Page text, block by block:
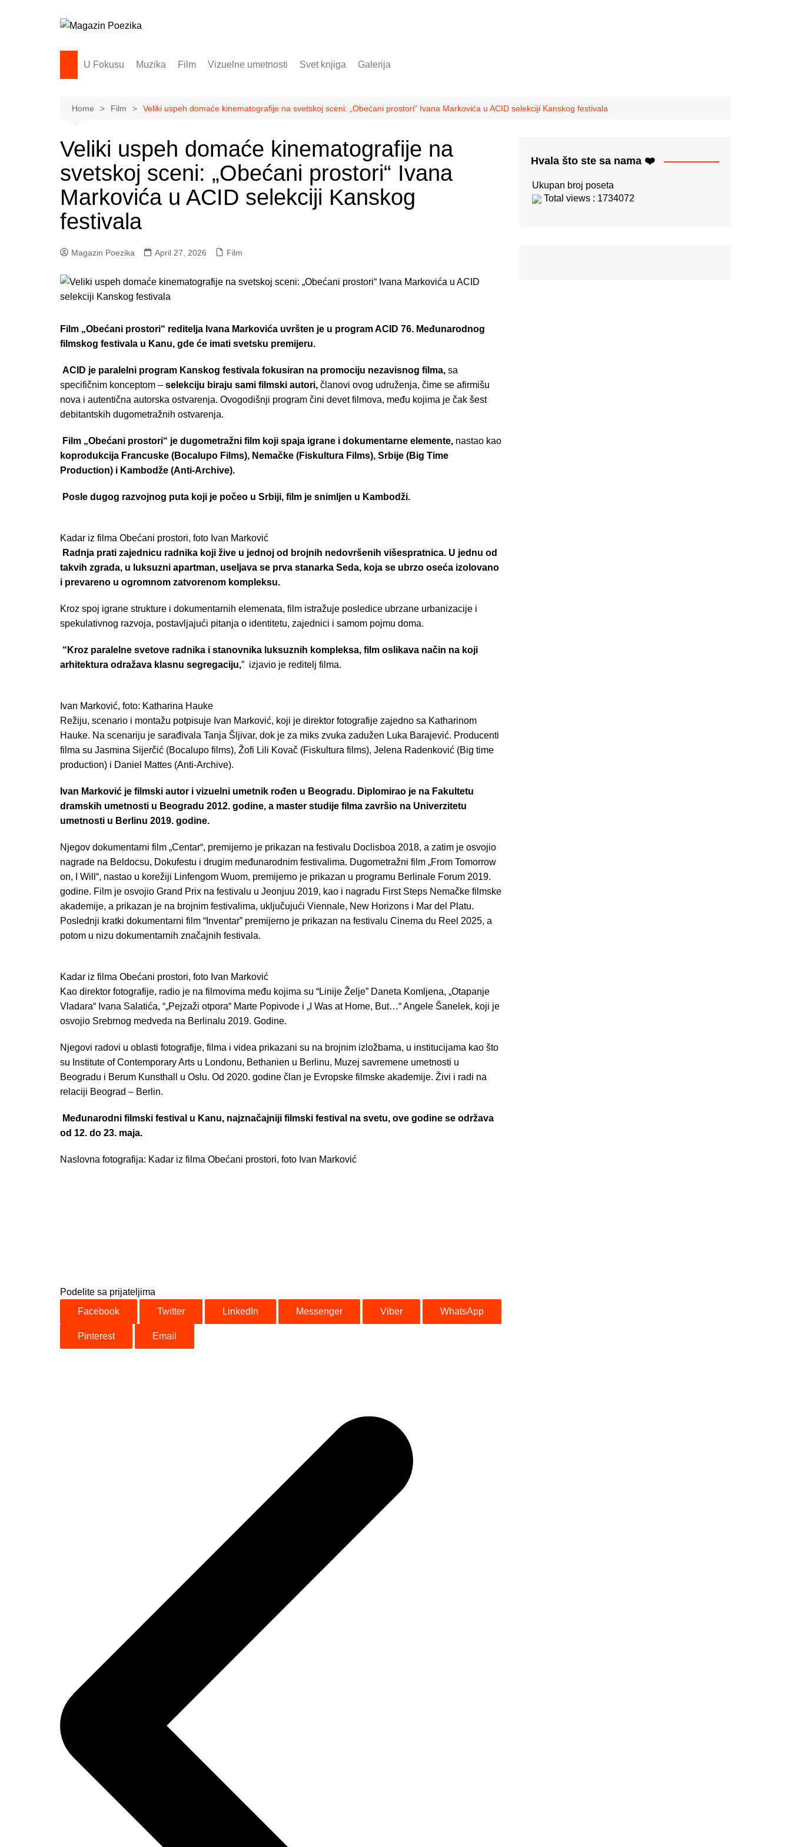
U Fokusu Muzika Film Vizuelne umetnosti Svet knjiga Galerija
Home Film Veliki uspeh domaće kinematografije na svetskoj sceni: „Obećani prostori“ Ivana Markovića u ACID selekciji Kanskog festivala
Veliki uspeh domaće kinematografije na
svetskoj sceni: „Obećani prostori“ Ivana
Markovića u ACID selekciji Kanskog
festivala
Magazin Poezika April 27, 2026 Film
Film „Obećani prostori“ reditelja Ivana Markovića uvršten je u program ACID 76. Međunarodnog
filmskog festivala u Kanu, gde će imati svetsku premijeru.
ACID je paralelni program Kanskog festivala fokusiran na promociju nezavisnog filma, sa
specifičnim konceptom – selekciju biraju sami filmski autori, članovi ovog udruženja, čime se afirmišu
nova i autentična autorska ostvarenja. Ovogodišnji program čini devet filmova, među kojima je čak šest
debitantskih dugometražnih ostvarenja.
Film „Obećani prostori“ je dugometražni film koji spaja igrane i dokumentarne elemente, nastao kao
koprodukcija Francuske (Bocalupo Films), Nemačke (Fiskultura Films), Srbije (Big Time
Production) i Kambodže (Anti-Archive).
Posle dugog razvojnog puta koji je počeo u Srbiji, film je snimljen u Kambodži.
Kadar iz filma Obećani prostori, foto Ivan Marković
Radnja prati zajednicu radnika koji žive u jednoj od brojnih nedovršenih višespratnica. U jednu od
takvih zgrada, u luksuzni apartman, useljava se prva stanarka Seda, koja se ubrzo oseća izolovano
i prevareno u ogromnom zatvorenom kompleksu.
Kroz spoj igrane strukture i dokumentarnih elemenata, film istražuje posledice ubrzane urbanizacije i
spekulativnog razvoja, postavljajući pitanja o identitetu, zajednici i samom pojmu doma.
“Kroz paralelne svetove radnika i stanovnika luksuznih kompleksa, film oslikava način na koji
arhitektura odražava klasnu segregaciju,” izjavio je reditelj filma.
Ivan Marković, foto: Katharina Hauke
Režiju, scenario i montažu potpisuje Ivan Marković, koji je direktor fotografije zajedno sa Katharinom
Hauke. Na scenariju je sarađivala Tanja Šljivar, dok je za miks zvuka zadužen Luka Barajević. Producenti
filma su Jasmina Sijerčić (Bocalupo films), Žofi Lili Kovač (Fiskultura films), Jelena Radenković (Big time
production) i Daniel Mattes (Anti-Archive).
Ivan Marković je filmski autor i vizuelni umetnik rođen u Beogradu. Diplomirao je na Fakultetu
dramskih umetnosti u Beogradu 2012. godine, a master studije filma završio na Univerzitetu
umetnosti u Berlinu 2019. godine.
Njegov dokumentarni film „Centar“, premijerno je prikazan na festivalu Doclisboa 2018, a zatim je osvojio
nagrade na Beldocsu, Dokufestu i drugim međunarodnim festivalima. Dugometražni film „From Tomorrow
on, I Will“, nastao u korežiji Linfengom Wuom, premijerno je prikazan u programu Berlinale Forum 2019.
godine. Film je osvojio Grand Prix na festivalu u Jeonjuu 2019, kao i nagradu First Steps Nemačke filmske
akademije, a prikazan je na brojnim festivalima, uključujući Viennale, New Horizons i Mar del Platu.
Poslednji kratki dokumentarni film “Inventar” premijerno je prikazan na festivalu Cinema du Reel 2025, a
potom u nizu dokumentarnih značajnih festivala.
Kadar iz filma Obećani prostori, foto Ivan Marković
Kao direktor fotografije, radio je na filmovima među kojima su “Linije Želje” Daneta Komljena, „Otapanje
Vladara“ Ivana Salatića, “„Pejzaži otpora“ Marte Popivode i „I Was at Home, But…“ Angele Šanelek, koji je
osvojio Srebrnog medveda na Berlinalu 2019. Godine.
Njegovi radovi u oblasti fotografije, filma i videa prikazani su na brojnim izložbama, u institucijama kao što
su Institute of Contemporary Arts u Londonu, Bethanien u Berlinu, Muzej savremene umetnosti u
Beogradu i Berum Kunsthall u Oslu. Od 2020. godine član je Evropske filmske akademije. Živi i radi na
relaciji Beograd – Berlin.
Međunarodni filmski festival u Kanu, najznačajniji filmski festival na svetu, ove godine se održava
od 12. do 23. maja.
Naslovna fotografija: Kadar iz filma Obećani prostori, foto Ivan Marković
Podelite sa prijateljima
Facebook
Twitter LinkedIn Messenger Viber WhatsApp
Pinterest Email
Hvala što ste sa nama ❤️
Ukupan broj poseta
Total views : 1734072